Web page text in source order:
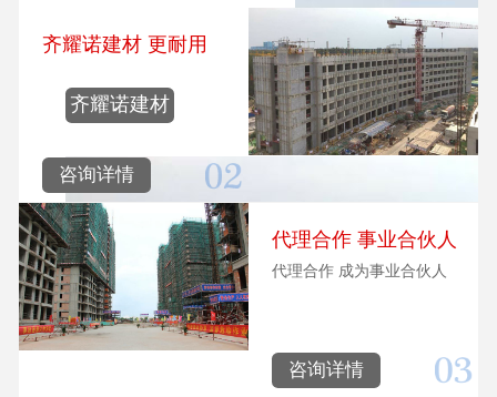
齐耀诺建材 更耐用
齐耀诺建材
咨询详情
代理合作 事业合伙人
代理合作 成为事业合伙人
咨询详情